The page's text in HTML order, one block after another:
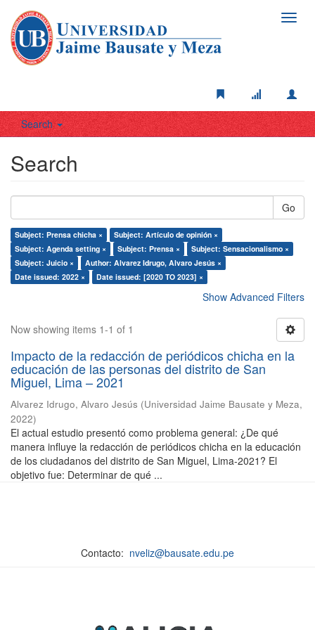
Search
Search
Go
Subject: Prensa chicha ×
Subject: Artículo de opinión ×
Subject: Agenda setting ×
Subject: Prensa ×
Subject: Sensacionalismo ×
Subject: Juicio ×
Author: Alvarez Idrugo, Alvaro Jesús ×
Date issued: 2022 ×
Date issued: [2020 TO 2023] ×
Show Advanced Filters
Now showing items 1-1 of 1
Impacto de la redacción de periódicos chicha en la
educación de las personas del distrito de San
Miguel, Lima – 2021
Alvarez Idrugo, Alvaro Jesús (Universidad Jaime Bausate y Meza,
2022)
El actual estudio presentó como problema general: ¿De qué
manera influye la redacción de periódicos chicha en la educación
de los ciudadanos del distrito de San Miguel, Lima-2021? El
objetivo fue: Determinar de qué ...
Contacto: nveliz@bausate.edu.pe